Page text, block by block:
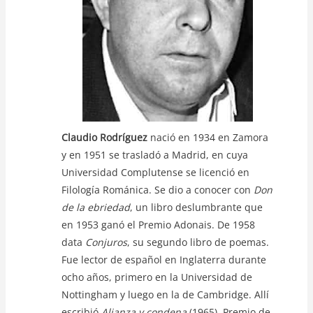
Claudio Rodríguez nació en 1934 en Zamora
y en 1951 se trasladó a Madrid, en cuya
Universidad Complutense se licenció en
Filología Románica. Se dio a conocer con Don
de la ebriedad, un libro deslumbrante que
en 1953 ganó el Premio Adonais. De 1958
data Conjuros, su segundo libro de poemas.
Fue lector de español en Inglaterra durante
ocho años, primero en la Universidad de
Nottingham y luego en la de Cambridge. Allí